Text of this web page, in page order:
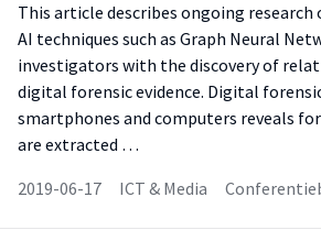
This article describes ongoing
AI techniques such as Graph Neural
investigators with the discovery of
digital forensic evidence. Digital
smartphones and computers reveals
are extracted …
2019-06-17
ICT & Media